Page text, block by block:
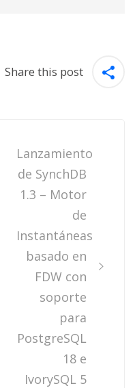
Share this post
Lanzamiento
de SynchDB
1.3 – Motor
de
Instantáneas
basado en
FDW con
soporte
para
PostgreSQL
18 e
IvorySQL 5